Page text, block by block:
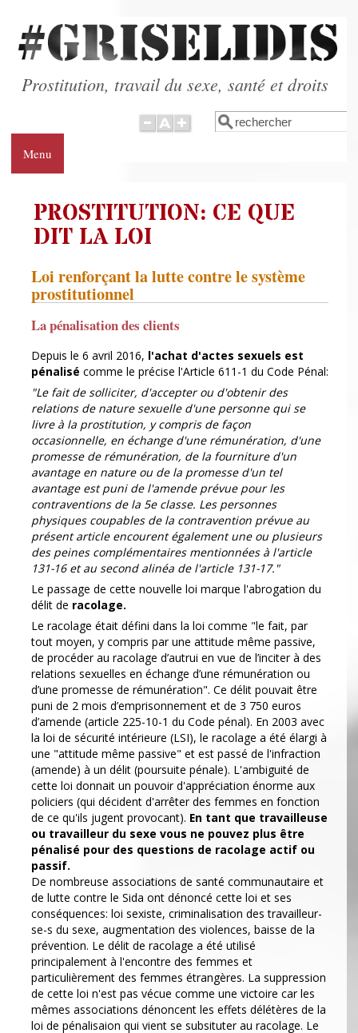
Prostitution, travail du sexe, santé et droits
Formulaire de
Rechercher
Menu
PROSTITUTION: CE QUE
DIT LA LOI
Loi renforçant la lutte contre le système
prostitutionnel
La pénalisation des clients
Depuis le 6 avril 2016, l'achat d'actes sexuels est
pénalisé comme le précise l'Article 611-1 du Code Pénal:
"Le fait de solliciter, d'accepter ou d'obtenir des
relations de nature sexuelle d'une personne qui se
livre à la prostitution, y compris de façon
occasionnelle, en échange d'une rémunération, d'une
promesse de rémunération, de la fourniture d'un
avantage en nature ou de la promesse d'un tel
avantage est puni de l'amende prévue pour les
contraventions de la 5e classe. Les personnes
physiques coupables de la contravention prévue au
présent article encourent également une ou plusieurs
des peines complémentaires mentionnées à l'article
131-16 et au second alinéa de l'article 131-17."
Le passage de cette nouvelle loi marque l'abrogation du
délit de racolage.
Le racolage était défini dans la loi comme "le fait, par
tout moyen, y compris par une attitude même passive,
de procéder au racolage d’autrui en vue de l’inciter à des
relations sexuelles en échange d’une rémunération ou
d’une promesse de rémunération". Ce délit pouvait être
puni de 2 mois d’emprisonnement et de 3 750 euros
d’amende (article 225-10-1 du Code pénal). En 2003 avec
la loi de sécurité intérieure (LSI), le racolage a été élargi à
une "attitude même passive" et est passé de l'infraction
(amende) à un délit (poursuite pénale). L'ambiguité de
cette loi donnait un pouvoir d'appréciation énorme aux
policiers (qui décident d'arrêter des femmes en fonction
de ce qu'ils jugent provocant). En tant que travailleuse
ou travailleur du sexe vous ne pouvez plus être
pénalisé pour des questions de racolage actif ou
passif.
De nombreuse associations de santé communautaire et
de lutte contre le Sida ont dénoncé cette loi et ses
conséquences: loi sexiste, criminalisation des travailleur-
se-s du sexe, augmentation des violences, baisse de la
prévention. Le délit de racolage a été utilisé
principalement à l'encontre des femmes et
particulièrement des femmes étrangères. La suppression
de cette loi n'est pas vécue comme une victoire car les
mêmes associations dénoncent les effets délétères de la
loi de pénalisaion qui vient se subsituter au racolage. Le